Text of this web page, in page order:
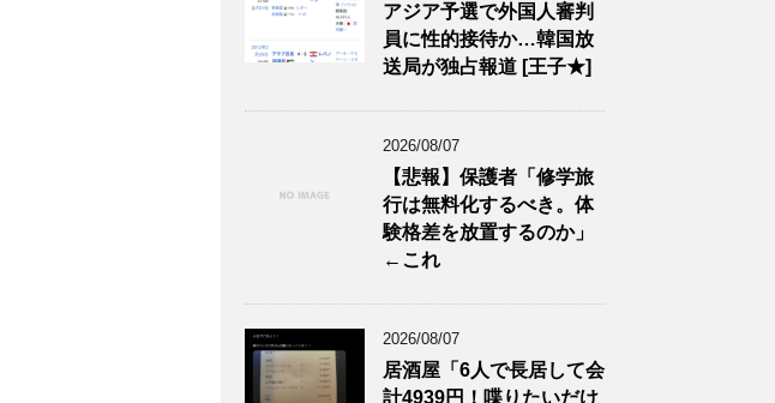
アジア予選で外国人審判
員に性的接待か…韓国放
送局が独占報道 [王子★]
2026/08/07
【悲報】保護者「修学旅
行は無料化するべき。体
験格差を放置するのか」
←これ
2026/08/07
居酒屋「6人で長居して会
計4939円！喋りたいだけ